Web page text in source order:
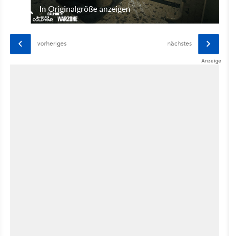
In Originalgröße anzeigen
vorheriges nächstes